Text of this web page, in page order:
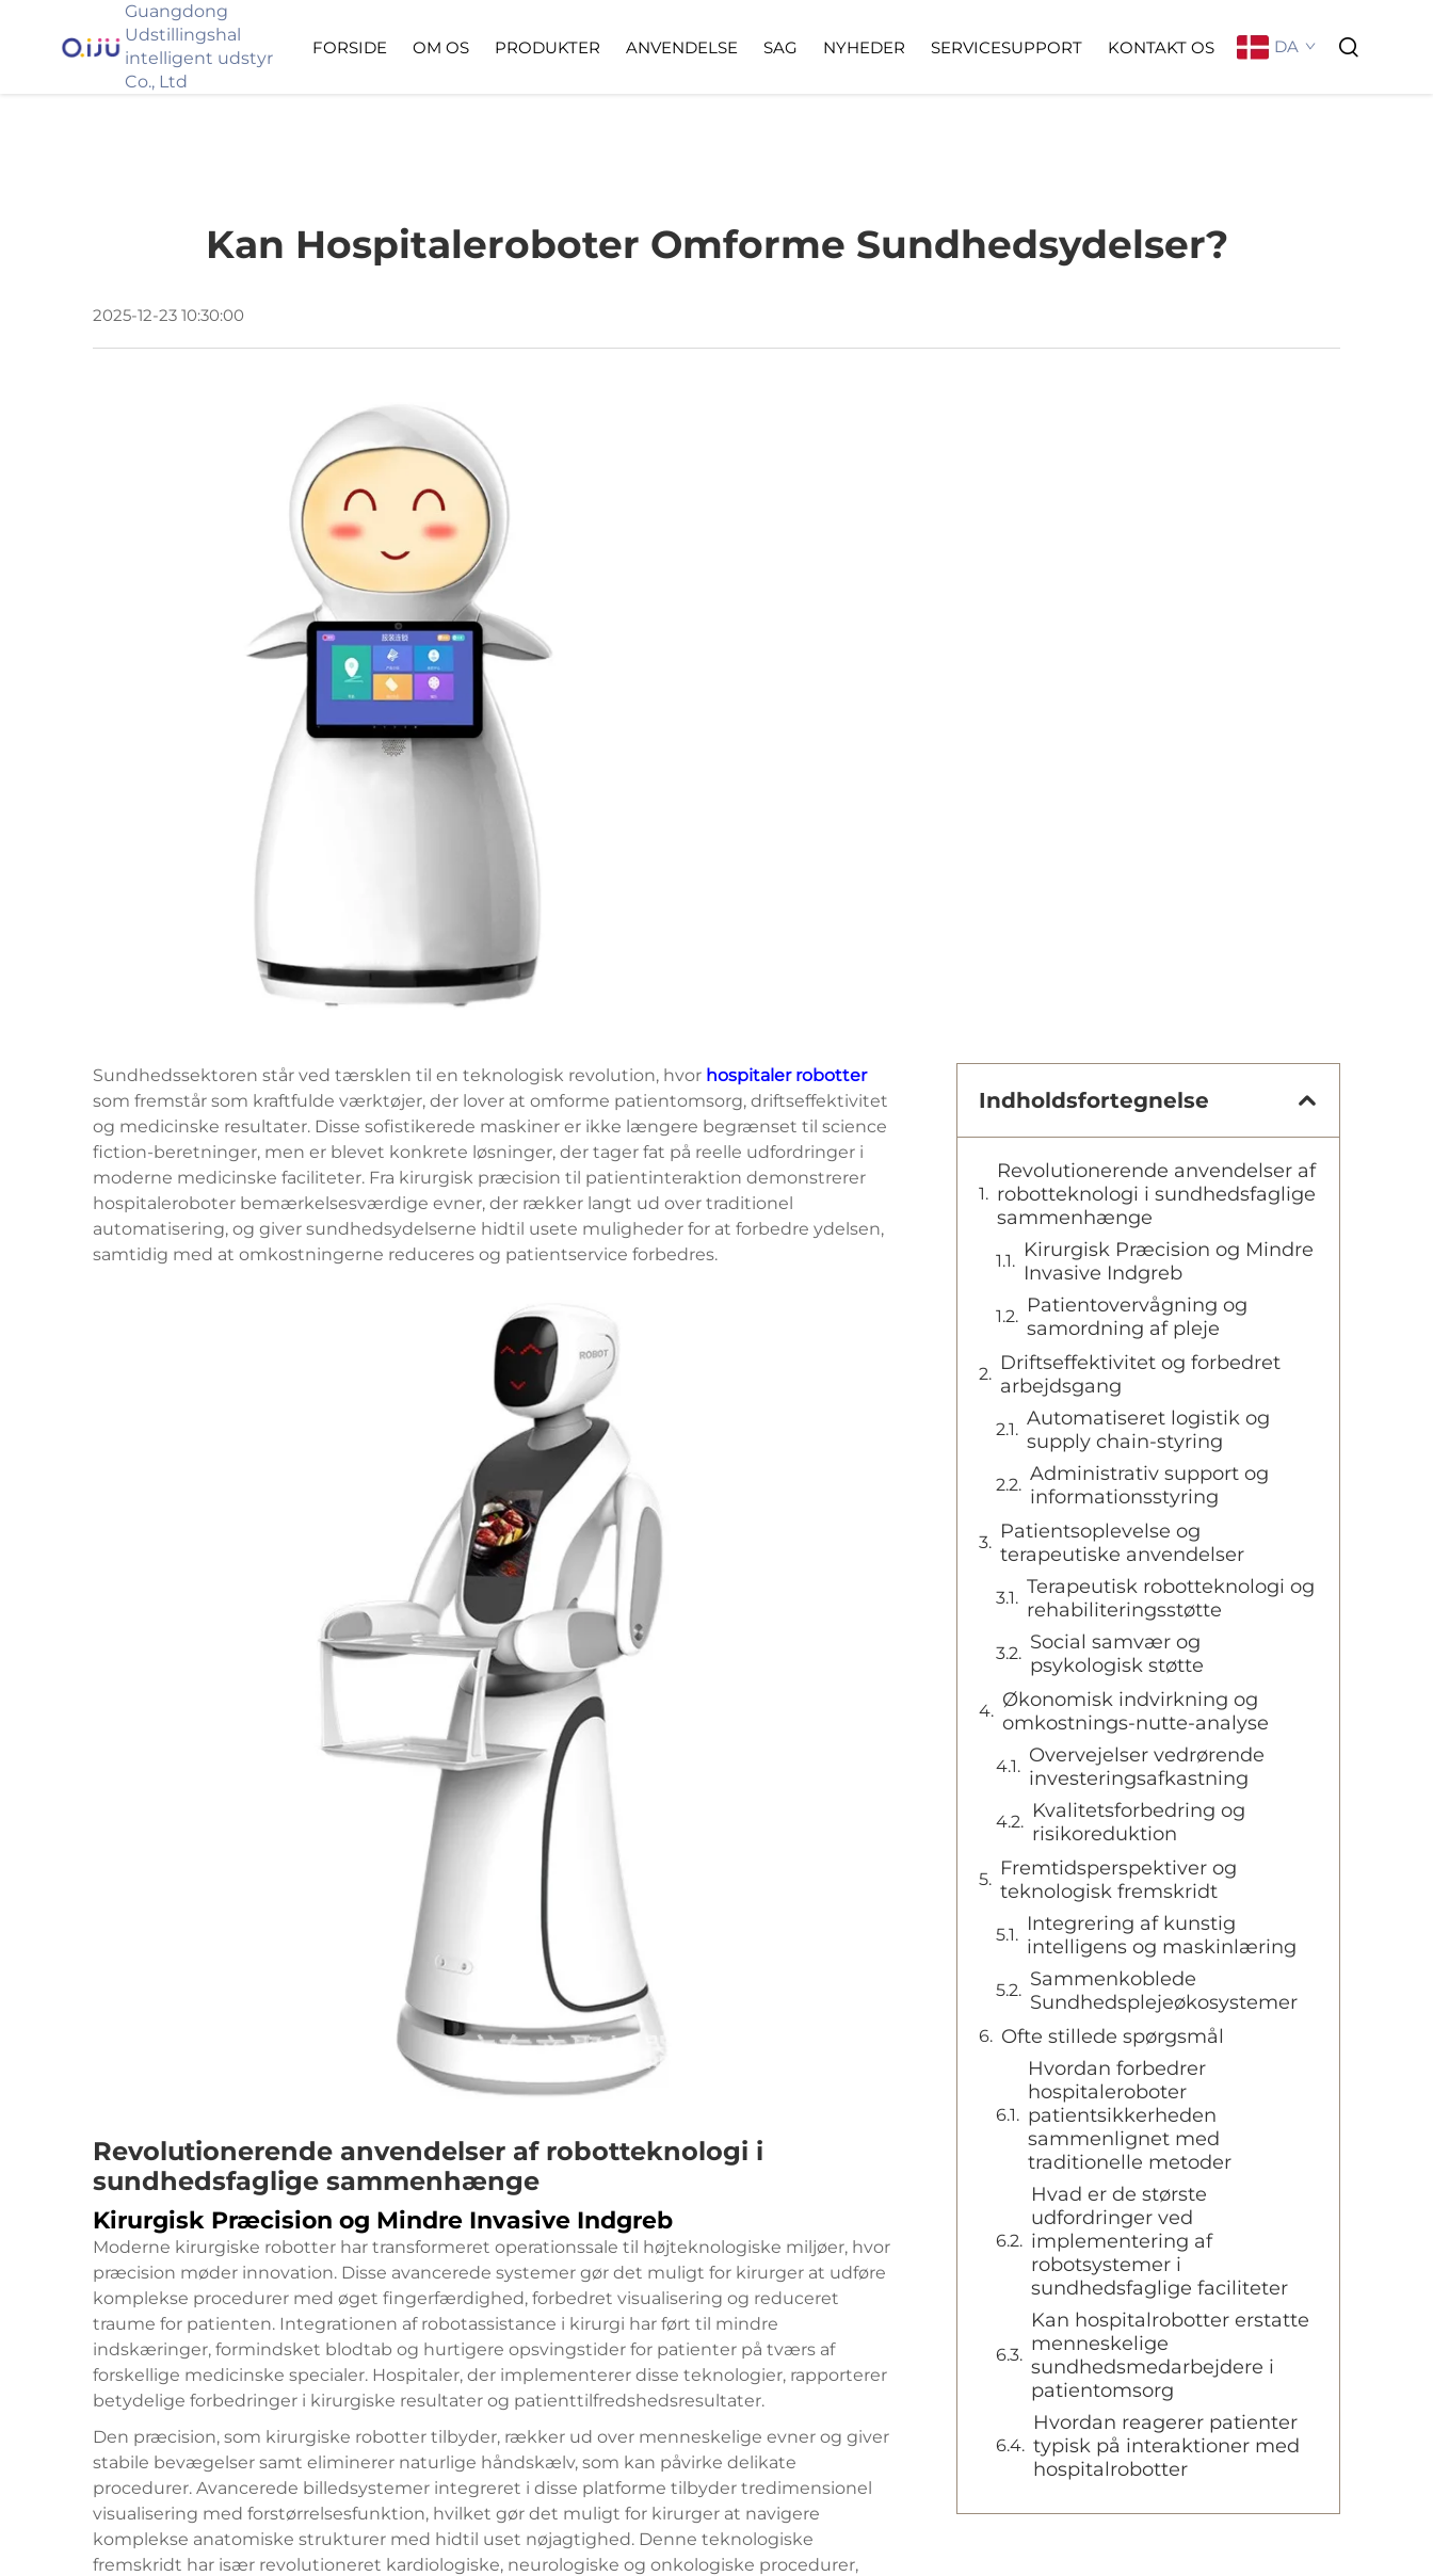
Guangdong
Udstillingshal
intelligent udstyr
Co., Ltd
FORSIDE OM OS PRODUKTER ANVENDELSE SAG NYHEDER SERVICESUPPORT KONTAKT OS DA
Kan Hospitaleroboter Omforme Sundhedsydelser?
2025-12-23 10:30:00
Sundhedssektoren står ved tærsklen til en teknologisk revolution, hvor hospitaler robotter
som fremstår som kraftfulde værktøjer, der lover at omforme patientomsorg, driftseffektivitet
og medicinske resultater. Disse sofistikerede maskiner er ikke længere begrænset til science
fiction-beretninger, men er blevet konkrete løsninger, der tager fat på reelle udfordringer i
moderne medicinske faciliteter. Fra kirurgisk præcision til patientinteraktion demonstrerer
hospitaleroboter bemærkelsesværdige evner, der rækker langt ud over traditionel
automatisering, og giver sundhedsydelserne hidtil usete muligheder for at forbedre ydelsen,
samtidig med at omkostningerne reduceres og patientservice forbedres.
Revolutionerende anvendelser af robotteknologi i
sundhedsfaglige sammenhænge
Kirurgisk Præcision og Mindre Invasive Indgreb
Moderne kirurgiske robotter har transformeret operationssale til højteknologiske miljøer, hvor
præcision møder innovation. Disse avancerede systemer gør det muligt for kirurger at udføre
komplekse procedurer med øget fingerfærdighed, forbedret visualisering og reduceret
traume for patienten. Integrationen af robotassistance i kirurgi har ført til mindre
indskæringer, formindsket blodtab og hurtigere opsvingstider for patienter på tværs af
forskellige medicinske specialer. Hospitaler, der implementerer disse teknologier, rapporterer
betydelige forbedringer i kirurgiske resultater og patienttilfredshedsresultater.
Den præcision, som kirurgiske robotter tilbyder, rækker ud over menneskelige evner og giver
stabile bevægelser samt eliminerer naturlige håndskælv, som kan påvirke delikate
procedurer. Avancerede billedsystemer integreret i disse platforme tilbyder tredimensionel
visualisering med forstørrelsesfunktion, hvilket gør det muligt for kirurger at navigere
komplekse anatomiske strukturer med hidtil uset nøjagtighed. Denne teknologiske
fremskridt har især revolutioneret kardiologiske, neurologiske og onkologiske procedurer,
Indholdsfortegnelse
Revolutionerende anvendelser af
robotteknologi i sundhedsfaglige
sammenhænge
Kirurgisk Præcision og Mindre
Invasive Indgreb
Patientovervågning og
samordning af pleje
Driftseffektivitet og forbedret
arbejdsgang
Automatiseret logistik og
supply chain-styring
Administrativ support og
informationsstyring
Patientsoplevelse og
terapeutiske anvendelser
Terapeutisk robotteknologi og
rehabiliteringsstøtte
Social samvær og
psykologisk støtte
Økonomisk indvirkning og
omkostnings-nutte-analyse
Overvejelser vedrørende
investeringsafkastning
Kvalitetsforbedring og
risikoreduktion
Fremtidsperspektiver og
teknologisk fremskridt
Integrering af kunstig
intelligens og maskinlæring
Sammenkoblede
Sundhedsplejeøkosystemer
Ofte stillede spørgsmål
Hvordan forbedrer
hospitaleroboter
patientsikkerheden
sammenlignet med
traditionelle metoder
Hvad er de største
udfordringer ved
implementering af
robotsystemer i
sundhedsfaglige faciliteter
Kan hospitalrobotter erstatte
menneskelige
sundhedsmedarbejdere i
patientomsorg
Hvordan reagerer patienter
typisk på interaktioner med
hospitalrobotter